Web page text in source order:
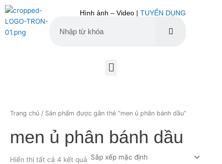
Nhảy
dung
Hình ảnh – Video |TUYỂN DỤNG
Menu
Trang chủ / Sản phẩm được gắn thẻ “men ủ phân bánh dầu”
men ủ phân bánh dầu
Hiển thị tất cả 4 kết quả